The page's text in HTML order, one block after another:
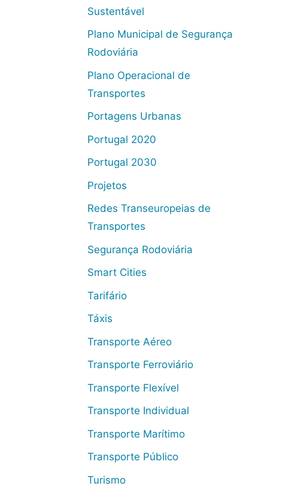
Sustentável
Plano Municipal de Segurança
Rodoviária
Plano Operacional de
Transportes
Portagens Urbanas
Portugal 2020
Portugal 2030
Projetos
Redes Transeuropeias de
Transportes
Segurança Rodoviária
Smart Cities
Tarifário
Táxis
Transporte Aéreo
Transporte Ferroviário
Transporte Flexível
Transporte Individual
Transporte Marítimo
Transporte Público
Turismo